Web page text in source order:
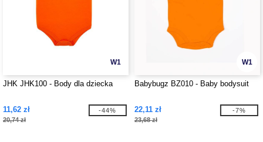
W1
JHK JHK100 - Body dla dziecka
11,62 zł
20,74 zł
-44%
W1
Babybugz BZ010 - Baby bodysuit
22,11 zł
23,68 zł
-7%